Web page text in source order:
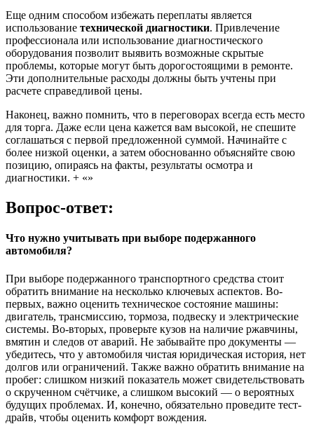
Еще одним способом избежать переплаты является
использование технической диагностики. Привлечение
профессионала или использование диагностического
оборудования позволит выявить возможные скрытые
проблемы, которые могут быть дорогостоящими в ремонте.
Эти дополнительные расходы должны быть учтены при
расчете справедливой цены.
Наконец, важно помнить, что в переговорах всегда есть место
для торга. Даже если цена кажется вам высокой, не спешите
соглашаться с первой предложенной суммой. Начинайте с
более низкой оценки, а затем обоснованно объясняйте свою
позицию, опираясь на факты, результаты осмотра и
диагностики. + «»
Вопрос-ответ:
Что нужно учитывать при выборе подержанного
автомобиля?
При выборе подержанного транспортного средства стоит
обратить внимание на несколько ключевых аспектов. Во-
первых, важно оценить техническое состояние машины:
двигатель, трансмиссию, тормоза, подвеску и электрические
системы. Во-вторых, проверьте кузов на наличие ржавчины,
вмятин и следов от аварий. Не забывайте про документы —
убедитесь, что у автомобиля чистая юридическая история, нет
долгов или ограничений. Также важно обратить внимание на
пробег: слишком низкий показатель может свидетельствовать
о скрученном счётчике, а слишком высокий — о вероятных
будущих проблемах. И, конечно, обязательно проведите тест-
драйв, чтобы оценить комфорт вождения.